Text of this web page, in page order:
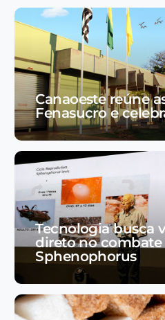
Canaoeste reúne
Fenasucro e
Tecnologia busca
direto no combate
Sphenophorus